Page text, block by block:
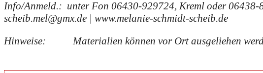
Info/Anmeld.: unter Fon 06430-929724, Kreml oder06438-
scheib.mel@gmx.de | www.melanie-schmidt-scheib.de
Hinweise:
Materialien können vor Ort ausgeliehen